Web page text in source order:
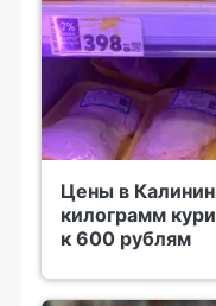
Цены в
килограмм
к 600 рублям